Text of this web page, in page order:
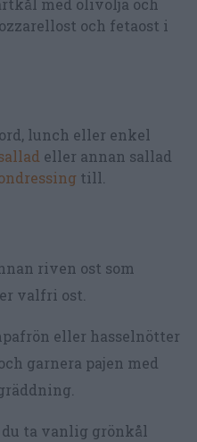
med olivolja och
och fetaost i
lunch eller enkel
eller annan sallad
till.
riven ost som
valfri ost.
eller hasselnötter
garnera pajen med
ta vanlig grönkål